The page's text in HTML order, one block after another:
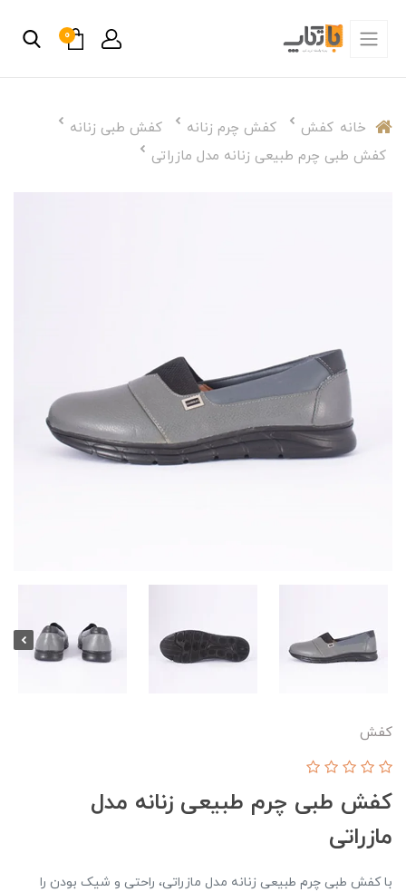
0
خانه کفش کفش چرم زنانه
کفش طبی زنانه
کفش طبی چرم طبیعی زنانه مدل مازراتی
کفش
کفش طبی چرم طبیعی زنانه مدل
مازراتی
با کفش طبی چرم طبیعی زنانه مدل مازراتی، راحتی و شیک بودن را